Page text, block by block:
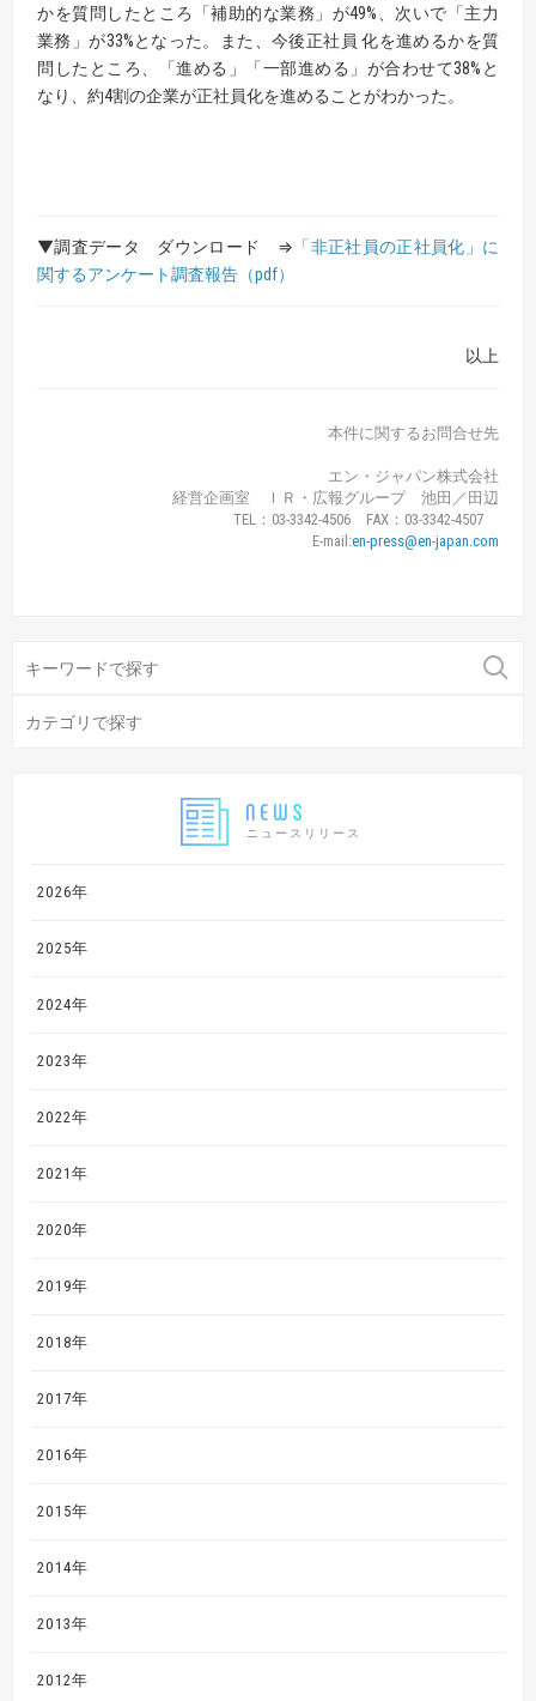
ニュースリリース
2026年
2025年
2024年
2023年
2022年
2021年
2020年
2019年
2018年
2017年
2016年
2015年
2014年
2013年
2012年
かを質問したところ「補助的な業務」が49%、次いで「主力
業務」が33%となった。また、今後正社員 化を進めるかを質
問したところ、「進める」「一部進める」が合わせて38%と
なり、約4割の企業が正社員化を進めることがわかった。
▼調査データ ダウンロード ⇒ 「非正社員の正社員化」に
関するアンケート調査報告（pdf）
以上
本件に関するお問合せ先
エン・ジャパン株式会社
経営企画室 ＩＲ・広報グループ 池田／田辺
TEL：03-3342-4506 FAX：03-3342-4507
E-mail:en-press@en-japan.com